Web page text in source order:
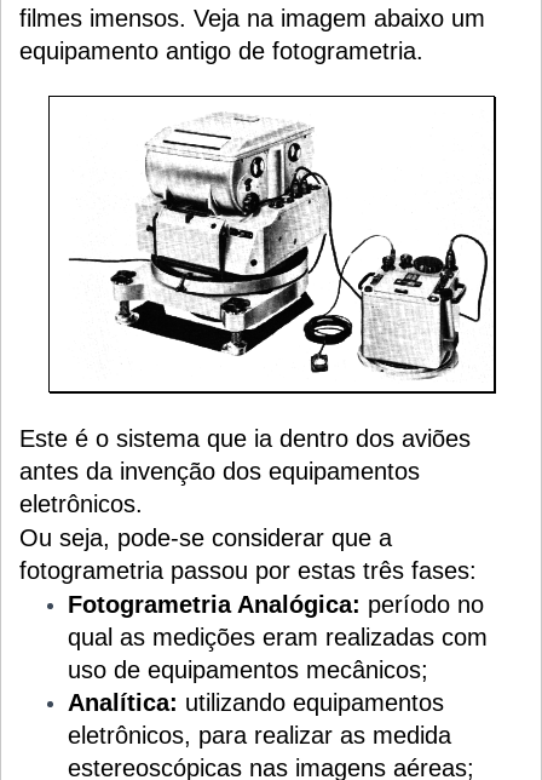
filmes imensos. Veja na imagem abaixo um
equipamento antigo de fotogrametria.
Este é o sistema que ia dentro dos aviões
antes da invenção dos equipamentos
eletrônicos.
Ou seja, pode-se considerar que a
fotogrametria passou por estas três fases:
Fotogrametria Analógica: período no
qual as medições eram realizadas com
uso de equipamentos mecânicos;
Analítica: utilizando equipamentos
eletrônicos, para realizar as medida
estereoscópicas nas imagens aéreas;